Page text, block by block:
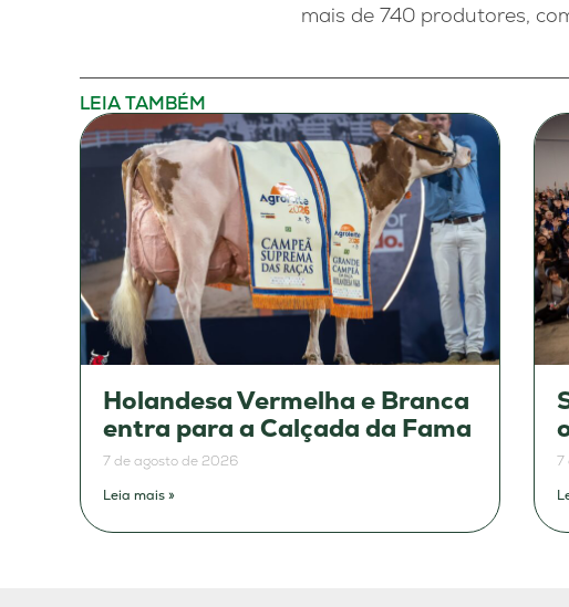
mais de 740 produtores,
LEIA TAMBÉM
Holandesa Vermelha e Branca
entra para a Calçada da Fama
7 de agosto de 2026
Leia mais »
7